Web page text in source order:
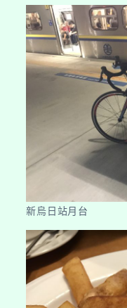
新烏日站月台